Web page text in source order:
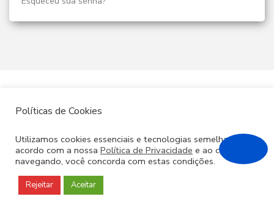
Políticas de Cookies
Utilizamos cookies essenciais e tecnologias semelhantes de
acordo com a nossa Política de Privacidade e ao continuar
navegando, você concorda com estas condições.
Rejeitar Aceitar